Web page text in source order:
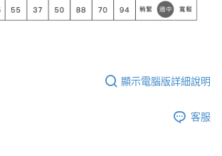
顯示電腦版詳細說明
客服